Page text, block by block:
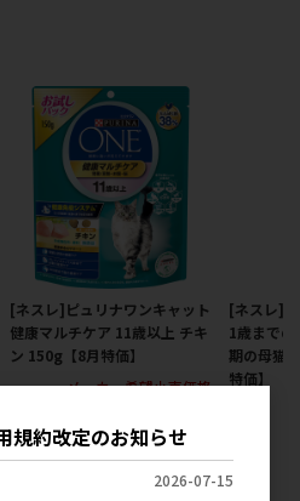
[ネスレ]ピュリナワンキャット
健康マルチケア 11歳以上 チキ
ン 150g【8月特価】
メーカー希望小売価格
[ネスレ]
1歳まで
期の母猫
特価】
規約改定のお知らせ
2026-07-15